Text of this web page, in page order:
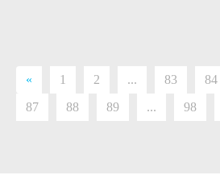
« 1 2 ... 83 84
87
88 89 ... 98